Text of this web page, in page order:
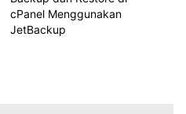
cPanel Menggunakan
JetBackup